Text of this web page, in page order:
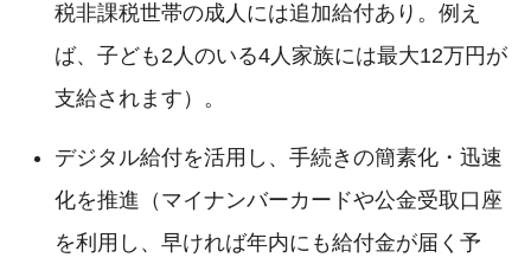
税非課税世帯の成人には追加給付あり。例え
ば、子ども2人のいる4人家族には最大12万円が
支給されます）。
デジタル給付を活用し、手続きの簡素化・迅速
化を推進（マイナンバーカードや公金受取口座
を利用し、早ければ年内にも給付金が届く予